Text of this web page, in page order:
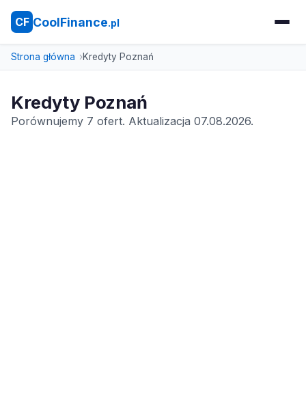
CF CoolFinance.pl
Strona główna Kredyty Poznań
Kredyty Poznań
Porównujemy 7 ofert. Aktualizacja 07.08.2026.